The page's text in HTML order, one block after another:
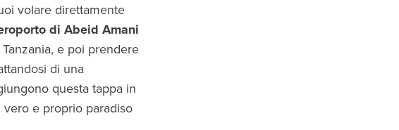
volare direttamente
di Abeid Amani
e poi prendere
di una
questa tappa in
e proprio paradiso